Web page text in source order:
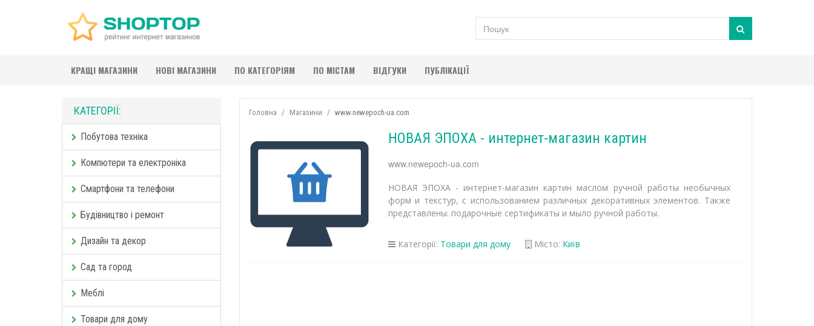
КРАЩІ МАГАЗИНИ НОВІ МАГАЗИНИ ПО КАТЕГОРІЯМ ПО МІСТАМ ВІДГУКИ ПУБЛІКАЦІЇ
КАТЕГОРІЇ:
Побутова техніка
Компютери та електроніка
Смартфони та телефони
Будівництво і ремонт
Дизайн та декор
Сад та город
Меблі
Товари для дому
Головна Магазини www.newepoch-ua.com
НОВАЯ ЭПОХА - интернет-магазин картин
www.newepoch-ua.com
НОВАЯ ЭПОХА - интернет-магазин картин маслом ручной работы необычных
форм и текстур, с использованием различных декоративных элементов. Также
представлены: подарочные сертификаты и мыло ручной работы.
Категорії: Товари для дому Місто: Київ